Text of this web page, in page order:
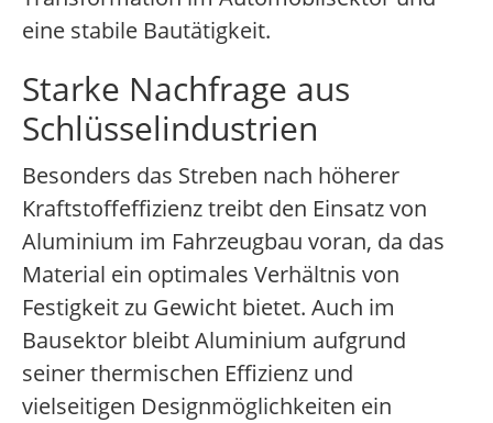
eine stabile Bautätigkeit.
Starke Nachfrage aus
Schlüsselindustrien
Besonders das Streben nach höherer
Kraftstoffeffizienz treibt den Einsatz von
Aluminium im Fahrzeugbau voran, da das
Material ein optimales Verhältnis von
Festigkeit zu Gewicht bietet. Auch im
Bausektor bleibt Aluminium aufgrund
seiner thermischen Effizienz und
vielseitigen Designmöglichkeiten ein